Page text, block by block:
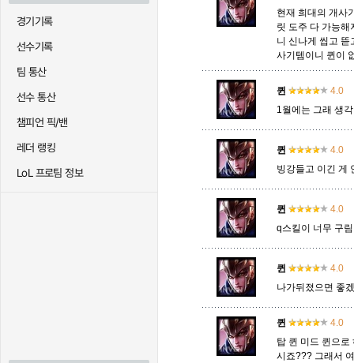
경기기록
선수기록
팀 통산
선수 통산
챔피언 픽/밴
레더 랭킹
LoL 프로팀 정보
퀸 크산테 클레
트리스타나
하이머딩거
현재 희대의 개사
릿 도주 다 가능해
니 신나게 씹고
사기템이니 퀸이
퀸
4.0
1월에는 그래 생
퀸
4.0
빙강들고 이긴 게
퀸
4.0
q스킬이 너무 구
퀸
4.0
나가뒤졌으면 좋
퀸
4.0
탑 퀸 미드 퀸으
시죠??? 그래서